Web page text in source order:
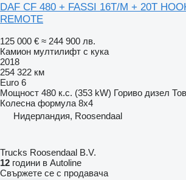
DAF CF 480 + FASSI 16T/M + 20T
REMOTE
125 000 € ≈ 244 900 лв.
Камион мултилифт с кука
2018
254 322 км
Euro 6
Мощност 480 к.с. (353 kW) Гориво дизел
Колесна формула 8x4
Нидерландия, Roosendaal
Trucks Roosendaal B.V.
12 години в Autoline
Свържете се с продавача